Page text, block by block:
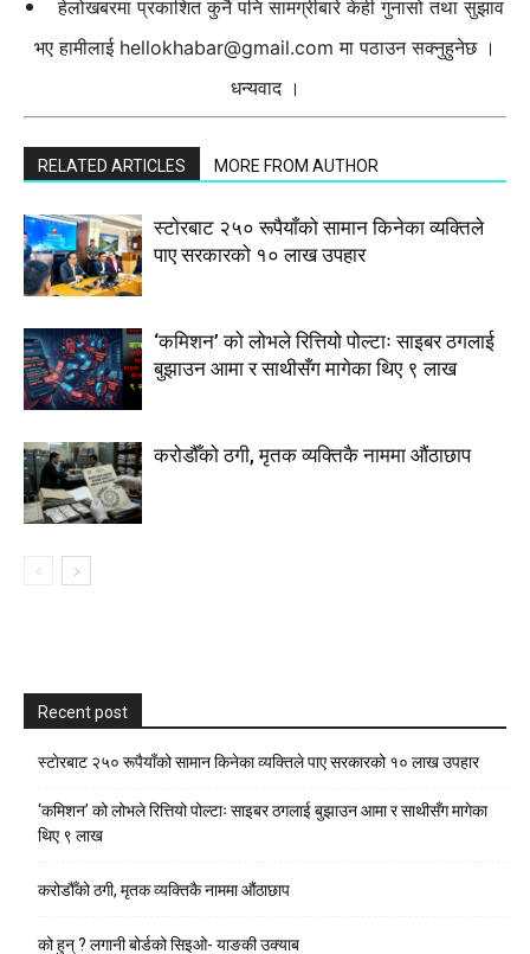
हेलोखबरमा प्रकाशित कुनै पनि सामग्रीबारे केही गुनासो तथा सुझाव
भए हामीलाई hellokhabar@gmail.com मा पठाउन सक्नुहुनेछ ।
धन्यवाद ।
RELATED ARTICLES MORE FROM AUTHOR
स्टाेरबाट २५० रूपैयाँको सामान किनेका व्यक्तिले
पाए सरकारको १० लाख उपहार
‘कमिशन’ को लोभले रित्तियो पोल्टाः साइबर ठगलाई
बुझाउन आमा र साथीसँग मागेका थिए ९ लाख
करोडौँको ठगी, मृतक व्यक्तिकै नाममा औंठाछाप
Recent post
स्टाेरबाट २५० रूपैयाँको सामान किनेका व्यक्तिले पाए सरकारको १० लाख उपहार
‘कमिशन’ को लोभले रित्तियो पोल्टाः साइबर ठगलाई बुझाउन आमा र साथीसँग मागेका
थिए ९ लाख
करोडौँको ठगी, मृतक व्यक्तिकै नाममा औंठाछाप
को हुन् ? लगानी बोर्डको सिइओ- याङकी उक्याब